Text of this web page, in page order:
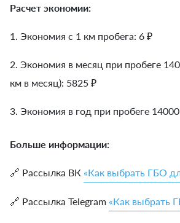
Расчет экономии:
1. Экономия с 1 км пробега: 6 ₽
2. Экономия в месяц при пробеге
км в месяц): 5825 ₽
3. Экономия в год при пробеге
Больше информации:
🔗 Рассылка ВК «Как выбрать ГБО
🔗 Рассылка Telegram «Как выбрать